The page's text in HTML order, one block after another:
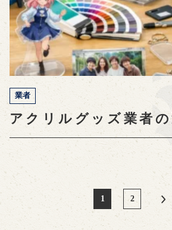
業者
アクリルグッズ業者
ントを徹底解説！成
1 2